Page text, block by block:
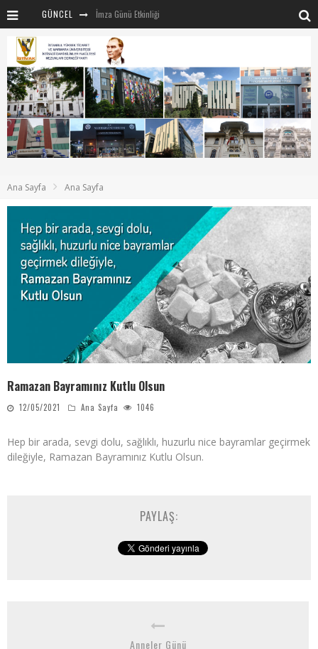
GÜNCEL İmza Günü Etkinliği
İSTİVAK 2025 Nisan Ayı Yönetim Kurulu Toplantısı
Mentör-Marmara projesi Kahvaltı Buluşması
“RUH VE BEDENİN UYANIŞI” konulu etkinliğimizden kareler
SAHNE SANATLARINDA İZ BIRAKAN CUMHURİYET KADINLARI
Ana Sayfa Ana Sayfa
Ramazan Bayramınız Kutlu Olsun
12/05/2021 Ana Sayfa 1046
Hep bir arada, sevgi dolu, sağlıklı, huzurlu nice bayramlar geçirmek
dileğiyle, Ramazan Bayramınız Kutlu Olsun.
PAYLAŞ:
Anneler Günü